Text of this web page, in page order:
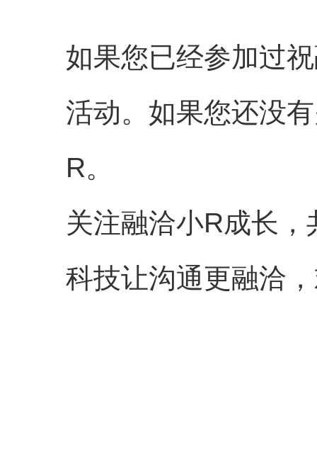
如果您已经参加过
活动。如果您还没
R。
关注融洽小R成长
科技让沟通更融洽